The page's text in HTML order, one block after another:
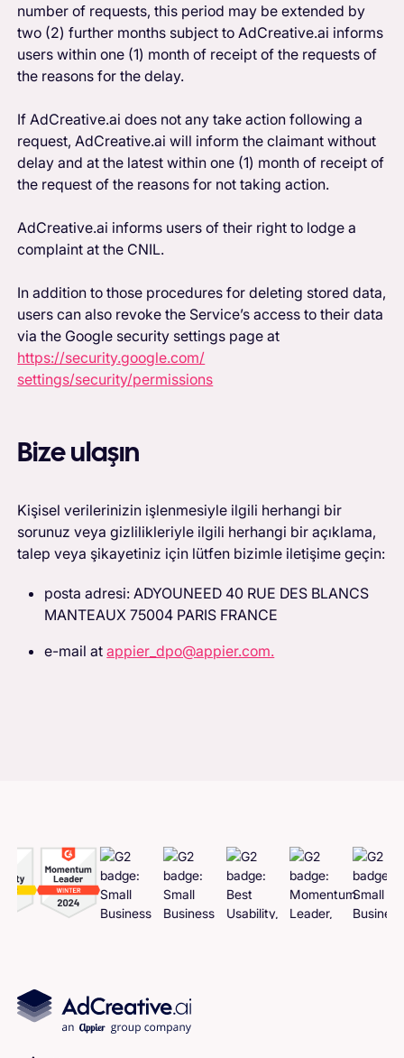
number of requests, this period may be extended by
two (2) further months subject to AdCreative.ai informs
users within one (1) month of receipt of the requests of
the reasons for the delay.
If AdCreative.ai does not any take action following a
request, AdCreative.ai will inform the claimant without
delay and at the latest within one (1) month of receipt of
the request of the reasons for not taking action.
AdCreative.ai informs users of their right to lodge a
complaint at the CNIL.
In addition to those procedures for deleting stored data,
users can also revoke the Service’s access to their data
via the Google security settings page at
https://security.google.com/
settings/security/permissions
Bize ulaşın
Kişisel verilerinizin işlenmesiyle ilgili herhangi bir
sorunuz veya gizlilikleriyle ilgili herhangi bir açıklama,
talep veya şikayetiniz için lütfen bizimle iletişime geçin:
posta adresi: ADYOUNEED 40 RUE DES BLANCS
MANTEAUX 75004 PARIS FRANCE
e-mail atappier_dpo@appier.com.